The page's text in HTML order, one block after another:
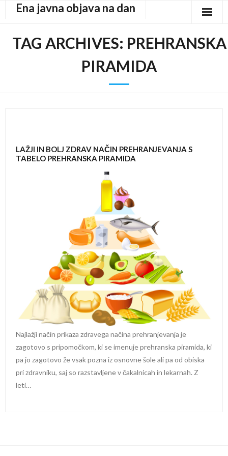
Ena javna objava na dan
TAG ARCHIVES: PREHRANSKA
PIRAMIDA
LAŽJI IN BOLJ ZDRAV NAČIN PREHRANJEVANJA S
TABELO PREHRANSKA PIRAMIDA
Najlažji način prikaza zdravega načina prehranjevanja je
zagotovo s pripomočkom, ki se imenuje prehranska piramida, ki
pa jo zagotovo že vsak pozna iz osnovne šole ali pa od obiska
pri zdravniku, saj so razstavljene v čakalnicah in lekarnah. Z
leti…